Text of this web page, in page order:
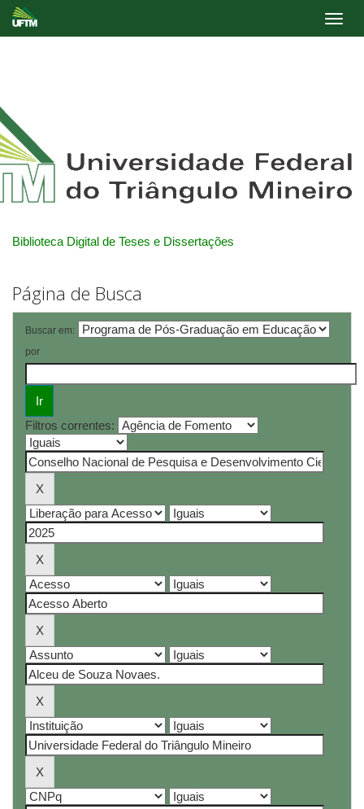
Biblioteca Digital de Teses e Dissertações
Página de Busca
Buscar em:
por
Filtros correntes: